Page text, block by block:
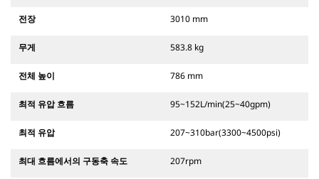
전장 3010 mm
무게 583.8 kg
전체 높이 786 mm
최적 유압 흐름 95~152L/min(25~40gpm)
최적 유압 207~310bar(3300~4500psi)
최대 흐름에서의 구동축 속도 207rpm